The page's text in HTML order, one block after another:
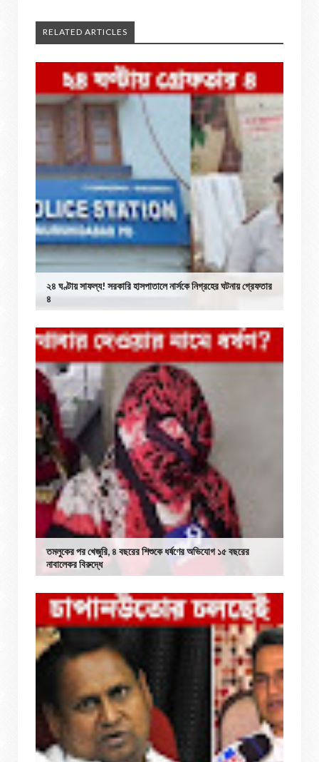
RELATED ARTICLES
২৪ ঘণ্টায় সাফল্য! সরকারি হাসপাতালে নার্সকে নিগ্রহের ঘটনায় গ্রেফতার
৪
তমলুকের পর খেজুরি, ৪ বছরের শিশুকে ধর্ষণের অভিযোগ ১৫ বছরের
নাবালেকর বিরুদ্ধে